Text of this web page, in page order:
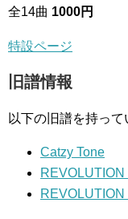
全14曲 1000円
特設ページ
旧譜情報
以下の旧譜を持って
Catzy Tone
REVOLUTION